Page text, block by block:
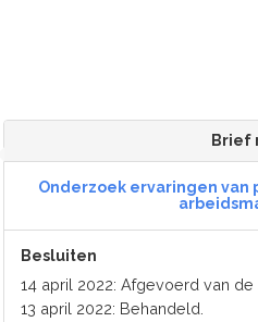
Brief
Onderzoek ervaringen
Besluiten
14 april 2022: Afgevoerd van
13 april 2022: Behandeld.